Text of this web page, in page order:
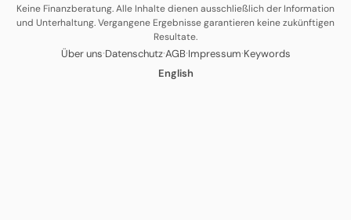
Keine Finanzberatung. Alle Inhalte dienen ausschließlich der Information
und Unterhaltung. Vergangene Ergebnisse garantieren keine zukünftigen
Resultate.
Über uns·Datenschutz·AGB·Impressum·Keywords
English